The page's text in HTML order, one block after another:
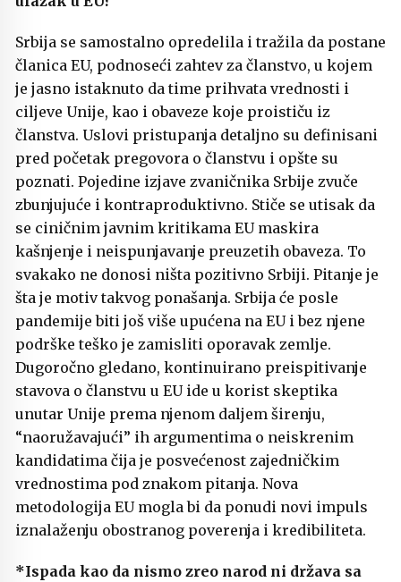
Srbija se samostalno opredelila i tražila da postane
članica EU, podnoseći zahtev za članstvo, u kojem
je jasno istaknuto da time prihvata vrednosti i
ciljeve Unije, kao i obaveze koje proističu iz
članstva. Uslovi pristupanja detaljno su definisani
pred početak pregovora o članstvu i opšte su
poznati. Pojedine izjave zvaničnika Srbije zvuče
zbunjujuće i kontraproduktivno. Stiče se utisak da
se ciničnim javnim kritikama EU maskira
kašnjenje i neispunjavanje preuzetih obaveza. To
svakako ne donosi ništa pozitivno Srbiji. Pitanje je
šta je motiv takvog ponašanja. Srbija će posle
pandemije biti još više upućena na EU i bez njene
podrške teško je zamisliti oporavak zemlje.
Dugoročno gledano, kontinuirano preispitivanje
stavova o članstvu u EU ide u korist skeptika
unutar Unije prema njenom daljem širenju,
“naoružavajući” ih argumentima o neiskrenim
kandidatima čija je posvećenost zajedničkim
vrednostima pod znakom pitanja. Nova
metodologija EU mogla bi da ponudi novi impuls
iznalaženju obostranog poverenja i kredibiliteta.
*Ispada kao da nismo zreo narod ni država sa